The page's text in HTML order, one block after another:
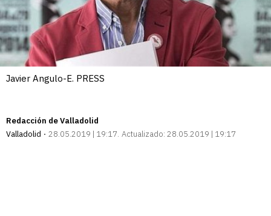
Javier Angulo-E. PRESS
Redacción de Valladolid
Valladolid
28.05.2019 | 19:17 Actualizado: 28.05.2019 | 19:17